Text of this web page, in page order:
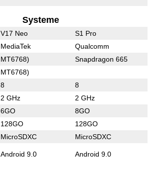
Systeme
V17 Neo S1 Pro
MediaTek Qualcomm
MT6768) Snapdragon 665
MT6768)
8 8
2 GHz 2 GHz
6GO 8GO
128GO 128GO
MicroSDXC MicroSDXC
Android 9.0 Android 9.0